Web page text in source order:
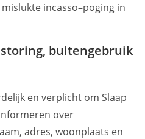
incasso–poging in
buitengebruik
en verplicht om Slaap
over
adres­, woonplaats­ en